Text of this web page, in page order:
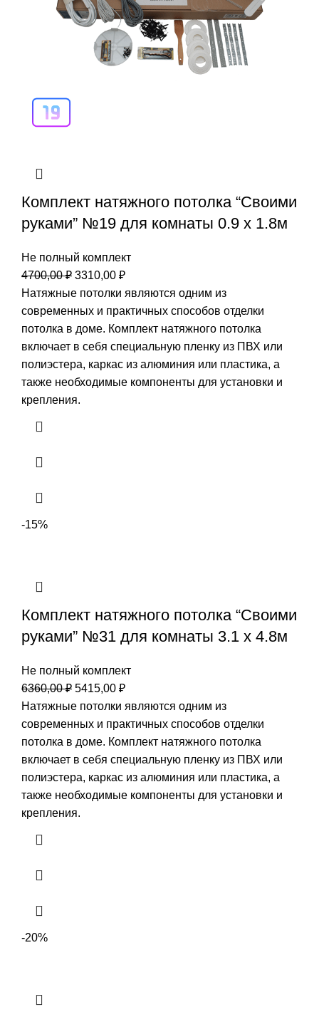
Комплект натяжного потолка “Своими
руками” №19 для комнаты 0.9 х 1.8м
Не полный комплект
4700,00₽ Первоначальная
цена
составляла
4700,00 ₽.
3310,00 ₽Текущая
цена:
3310,00 ₽.
Натяжные потолки являются одним из
современных и практичных способов отделки
потолка в доме. Комплект натяжного потолка
включает в себя специальную пленку из ПВХ или
полиэстера, каркас из алюминия или пластика, а
также необходимые компоненты для установки и
крепления.
-15%
Комплект натяжного потолка “Своими
руками” №31 для комнаты 3.1 х 4.8м
Не полный комплект
6360,00₽ Первоначальная
цена
составляла
6360,00 ₽.
5415,00 ₽Текущая
цена:
5415,00 ₽.
Натяжные потолки являются одним из
современных и практичных способов отделки
потолка в доме. Комплект натяжного потолка
включает в себя специальную пленку из ПВХ или
полиэстера, каркас из алюминия или пластика, а
также необходимые компоненты для установки и
крепления.
-20%